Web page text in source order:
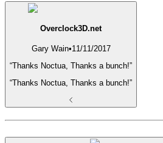
Overclock3D.net
Gary Wain•11/11/2017
“Thanks Noctua, Thanks a bunch!”
“Thanks Noctua, Thanks a bunch!”